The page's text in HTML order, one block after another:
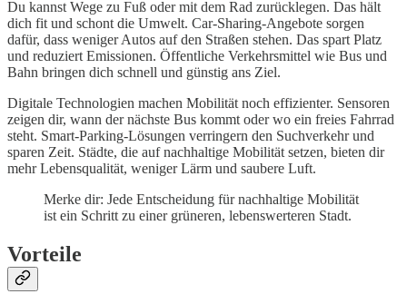
Du kannst Wege zu Fuß oder mit dem Rad zurücklegen. Das hält
dich fit und schont die Umwelt. Car-Sharing-Angebote sorgen
dafür, dass weniger Autos auf den Straßen stehen. Das spart Platz
und reduziert Emissionen. Öffentliche Verkehrsmittel wie Bus und
Bahn bringen dich schnell und günstig ans Ziel.
Digitale Technologien machen Mobilität noch effizienter. Sensoren
zeigen dir, wann der nächste Bus kommt oder wo ein freies Fahrrad
steht. Smart-Parking-Lösungen verringern den Suchverkehr und
sparen Zeit. Städte, die auf nachhaltige Mobilität setzen, bieten dir
mehr Lebensqualität, weniger Lärm und saubere Luft.
Merke dir: Jede Entscheidung für nachhaltige Mobilität
ist ein Schritt zu einer grüneren, lebenswerteren Stadt.
Vorteile